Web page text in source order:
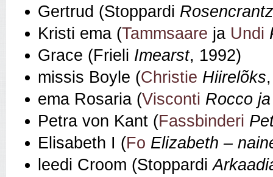
Gertrud (Stoppardi
Kristi ema (Tammsaare ja Undi
Grace (Frieli Imearst, 1992)
missis Boyle (Christie Hiirelõks
ema Rosaria (Visconti Rocco
Petra von Kant (Fassbinderi
Elisabeth I (Fo Elizabeth –
leedi Croom (Stoppardi